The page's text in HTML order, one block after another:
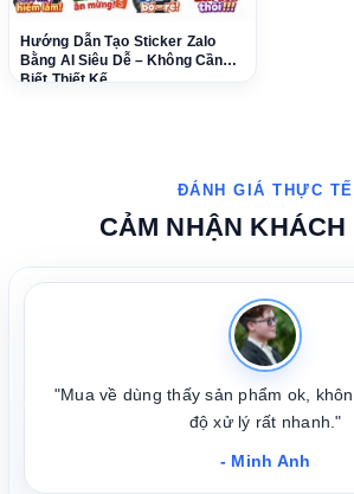
Hướng Dẫn Tạo Sticker Zalo
Bằng AI Siêu Dễ – Không Cần
Biết Thiết Kế
CẢM NHẬN KHÁCH
"Mua về dùng thấy sản phẩm ok,
độ xử lý rất nhanh."
- Minh Anh